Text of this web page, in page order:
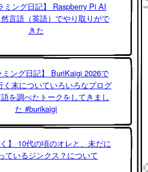
ミング日記】 Raspberry Pi AI
言語（英語）でやり取りがで
きた
ング日記】 BuriKaigi 2026で
く末についていろいろなプログ
を調べたトークをしてきまし
た #burikaigi
く】 10代の頃のオレと、未だに
ているジンクス？について